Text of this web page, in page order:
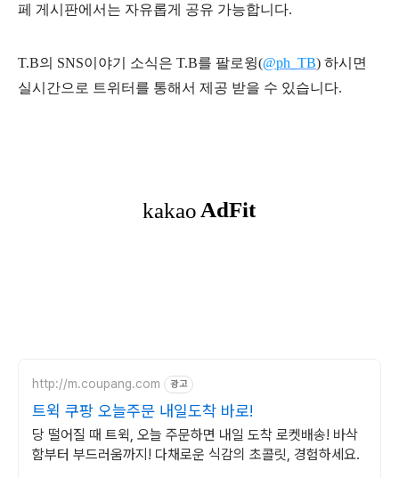
페 게시판에서는 자유롭게 공유 가능합니다.
T.B의 SNS이야기 소식은 T.B를 팔로윙(@ph_TB) 하시면
실시간으로 트위터를 통해서 제공 받을 수 있습니다.
http://m.coupang.com 광고
트윅 쿠팡 오늘주문 내일도착 바로!
당 떨어질 때 트윅, 오늘 주문하면 내일 도착 로켓배송! 바삭
함부터 부드러움까지! 다채로운 식감의 초콜릿, 경험하세요.